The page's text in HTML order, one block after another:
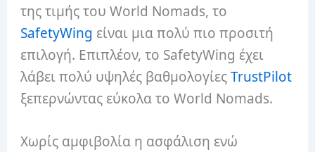
της τιμής του World Nomads, το
SafetyWing είναι μια πολύ πιο προσιτή
επιλογή. Επιπλέον, το SafetyWing έχει
λάβει πολύ υψηλές βαθμολογίεςTrustPilot
ξεπερνώντας εύκολα το World Nomads.
Χωρίς αμφιβολία η ασφάλιση ενώ